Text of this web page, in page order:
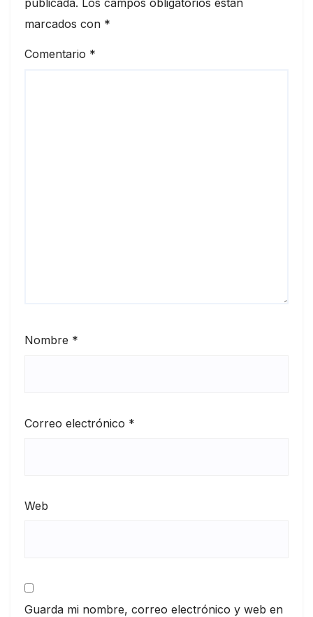
publicada. Los campos obligatorios están
marcados con *
Comentario *
Nombre *
Correo electrónico *
Web
Guarda mi nombre, correo electrónico y web en